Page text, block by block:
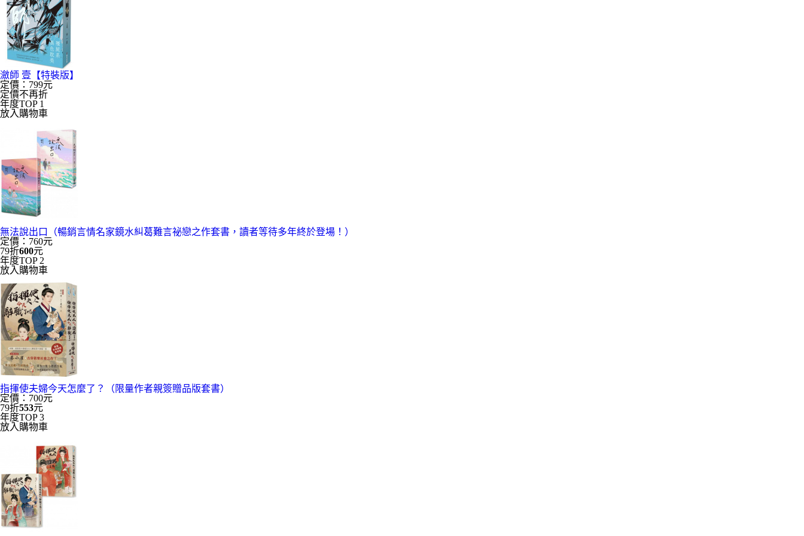
瀲師 壹【特裝版】
定價：799元
定價不再折
年度TOP 1
放入購物車
無法說出口（暢銷言情名家鏡水糾葛難言祕戀之作套書，讀者等待多年終於登場！）
定價：760元
79折600元
年度TOP 2
放入購物車
指揮使夫婦今天怎麼了？（限量作者親簽贈品版套書）
定價：700元
79折553元
年度TOP 3
放入購物車